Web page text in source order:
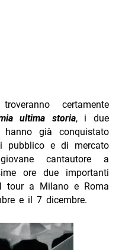
certamente
ultima storia, i due
già conquistato
pubblico e di mercato
cantautore a
ore due importanti
tour a Milano e Roma
e il 7 dicembre.